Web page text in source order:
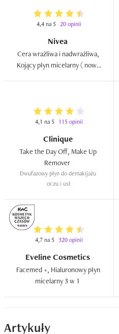
4,4 na 5 20 opinii
Nivea
Cera wrażliwa i nadwrażliwa,
Kojący płyn micelarny ( nowa
4,1 na 5 115 opinii
Clinique
Take the Day Off, Make Up
Dwufazowy płyn do demakijażu
oczu i ust
4,7 na 5 320 opinii
Eveline Cosmetics
Facemed +, Hialuronowy płyn
Artykuły